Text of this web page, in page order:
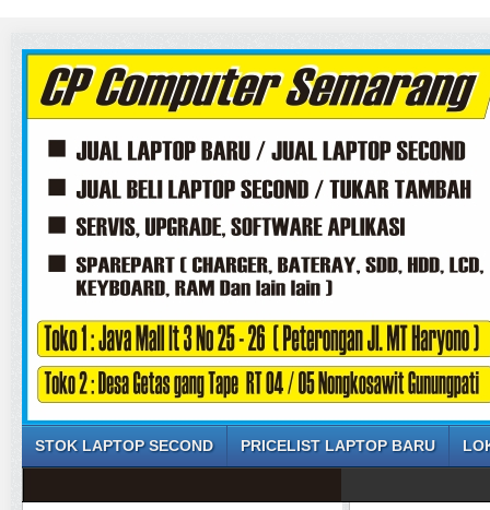
STOK LAPTOP SECOND PRICELIST LAPTOP BARU